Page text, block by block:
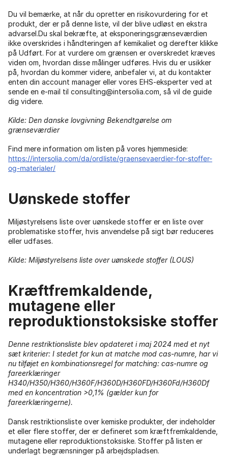
Du vil bemærke, at når du opretter en risikovurdering for et
produkt, der er på denne liste, vil der blive udløst en ekstra
advarsel.Du skal bekræfte, at eksponeringsgrænseværdien
ikke overskrides i håndteringen af ​​kemikaliet og derefter klikke
på Udført. For at vurdere om grænsen er overskredet kræves
viden om, hvordan disse målinger udføres. Hvis du er usikker
på, hvordan du kommer videre, anbefaler vi, at du kontakter
enten din account manager eller vores EHS-eksperter ved at
sende en e-mail til consulting@intersolia.com, så vil de guide
dig videre.
Kilde: Den danske lovgivning Bekendtgørelse om
grænseværdier
Find mere information om listen på vores hjemmeside:
https://intersolia.com/da/ordliste/graensevaerdier-for-stoffer-
og-materialer/
Uønskede stoffer
Miljøstyrelsens liste over uønskede stoffer er en liste over
problematiske stoffer, hvis anvendelse på sigt bør reduceres
eller udfases.
Kilde: Miljøstyrelsens liste over uønskede stoffer (LOUS)
Kræftfremkaldende,
mutagene eller
reproduktionstoksiske stoffer
Denne restriktionsliste blev opdateret i maj 2024 med et nyt
sæt kriterier: I stedet for kun at matche mod cas-numre, har vi
nu tilføjet en kombinationsregel for matching: cas-numre og
fareerklæringer
H340/H350/H360/H360F/H360D/H360FD/H360Fd/H360Df
med en koncentration >0,1% (gælder kun for
fareerklæringerne).
Dansk restriktionsliste over kemiske produkter, der indeholder
et eller flere stoffer, der er defineret som kræftfremkaldende,
mutagene eller reproduktionstoksiske. Stoffer på listen er
underlagt begrænsninger på arbejdspladsen.